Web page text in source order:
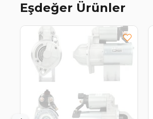
Eşdeğer Ürünler